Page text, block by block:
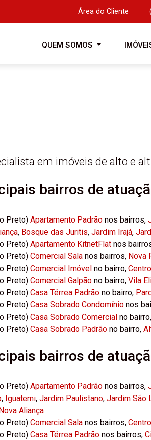
Área do Cliente
QUEM SOMOS
em imóveis de alto e
bairros de
Preto) Apartamento Padrãonos bairros,
, Bosque das Juritis, Jardim Irajá,
Preto) Apartamento KitnetFlatnos
Preto) Comercial Salanos bairros, Nova
Preto) Comercial Imóvelno bairro, Centro
Preto) Comercial Galpãono bairro, Vila
Preto) Casa Térrea Padrãono bairro,
Preto) Casa Sobrado Condomínionos
Preto) Casa Sobrado Comercialno bairro,
Preto) Casa Sobrado Padrãono bairro,
bairros de
Preto) Apartamento Padrãonos bairros,
, Iguatemi, Jardim Paulistano, Jardim São
Aliança
Preto) Comercial Salanos bairros, Centro
Preto) Casa Térrea Padrãonos bairros,